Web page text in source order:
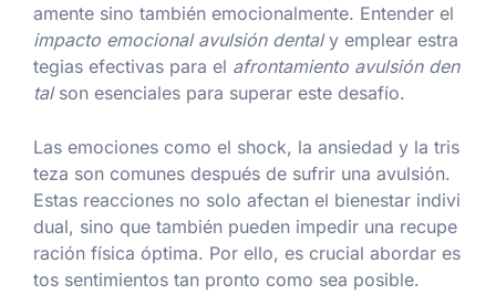
amente sino también emocionalmente. Entender el
impacto emocional avulsión dentaly emplear estra
tegias efectivas para el afrontamiento avulsión den
talson esenciales para superar este desafío.
Las emociones como el shock, la ansiedad y la tris
teza son comunes después de sufrir una avulsión.
Estas reacciones no solo afectan el bienestar indivi
dual, sino que también pueden impedir una recupe
ración física óptima. Por ello, es crucial abordar es
tos sentimientos tan pronto como sea posible.